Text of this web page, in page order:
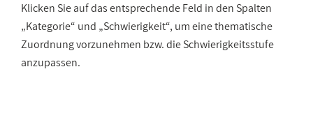
Klicken Sie auf das entsprechende Feld in den Spalten
„Kategorie“ und „Schwierigkeit“, um eine thematische
Zuordnung vorzunehmen bzw. die Schwierigkeitsstufe
anzupassen.